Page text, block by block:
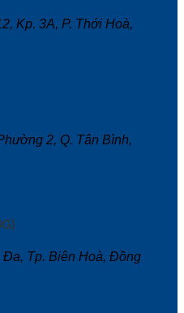
Kp. 3A, P. Thới Hoà,
2, Q. Tân Bình,
Đa, Tp. Biên Hoà, Đồng